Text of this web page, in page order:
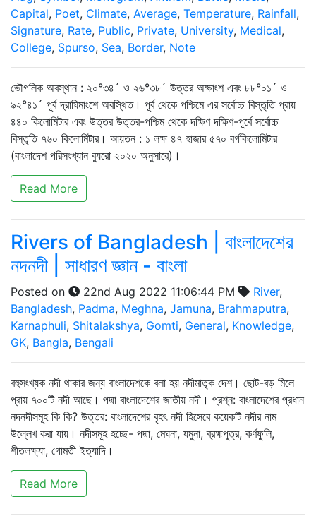
Capital, Poet, Climate, Average, Temperature, Rainfall,
Signature, Rate, Public, Private, University, Medical,
College, Spurso, Sea, Border, Note
ভৌগলিক অবস্থান : ২০°৩৪´ ও ২৬°৩৮´ উত্তর অক্ষাংশ এবং ৮৮°০১´ ও
৯২°৪১´ পূর্ব দ্রাঘিমাংশে অবস্থিত। পূর্ব থেকে পশ্চিমে এর সর্বোচ্চ বিস্তৃতি প্রায়
৪৪০ কিলোমিটার এবং উত্তর উত্তর-পশ্চিম থেকে দক্ষিণ দক্ষিণ-পূর্বে সর্বোচ্চ
বিস্তৃতি ৭৬০ কিলোমিটার। আয়তন : ১ লক্ষ ৪৭ হাজার ৫৭০ বর্গকিলোমিটার
(বাংলাদেশ পরিসংখ্যান ব্যুরো ২০২০ অনুসারে)।
Read More
Rivers of Bangladesh | বাংলাদেশের
নদনদী | সাধারণ জ্ঞান - বাংলা
Posted on 22nd Aug 2022 11:06:44 PM River,
Bangladesh, Padma, Meghna, Jamuna, Brahmaputra,
Karnaphuli, Shitalakshya, Gomti, General, Knowledge,
GK, Bangla, Bengali
বহুসংখ্যক নদী থাকার জন্য বাংলাদেশকে বলা হয় নদীমাতৃক দেশ। ছোট-বড় মিলে
প্রায় ৭০০টি নদী আছে। পদ্মা বাংলাদেশের জাতীয় নদী। প্রশ্ন: বাংলাদেশের প্রধান
নদনদীসমূহ কি কি? উত্তর: বাংলাদেশের বৃহৎ নদী হিসেবে কয়েকটি নদীর নাম
উল্লেখ করা যায়। নদীসমূহ হচ্ছে- পদ্মা, মেঘনা, যমুনা, ব্রহ্মপুত্র, কর্ণফুলি,
শীতলক্ষ্যা, গোমতী ইত্যাদি।
Read More